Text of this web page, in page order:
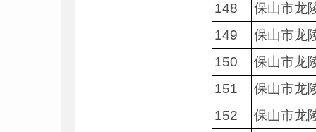
148
保山市龙
149
保山市龙
150
保山市龙
151
保山市龙
152
保山市龙